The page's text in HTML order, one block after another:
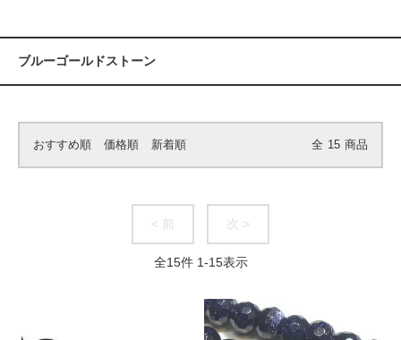
ブルーゴールドストーン
おすすめ順 価格順 新着順 全 15 商品
< 前 次 >
全15件 1-15表示